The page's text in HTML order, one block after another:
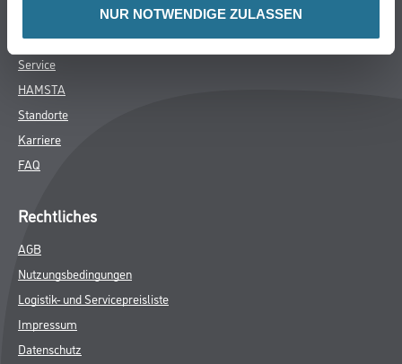
NUR NOTWENDIGE ZULASSEN
Eigenmarken
Service
HAMSTA
Standorte
Karriere
FAQ
Rechtliches
AGB
Nutzungsbedingungen
Logistik- und Servicepreisliste
Impressum
Datenschutz